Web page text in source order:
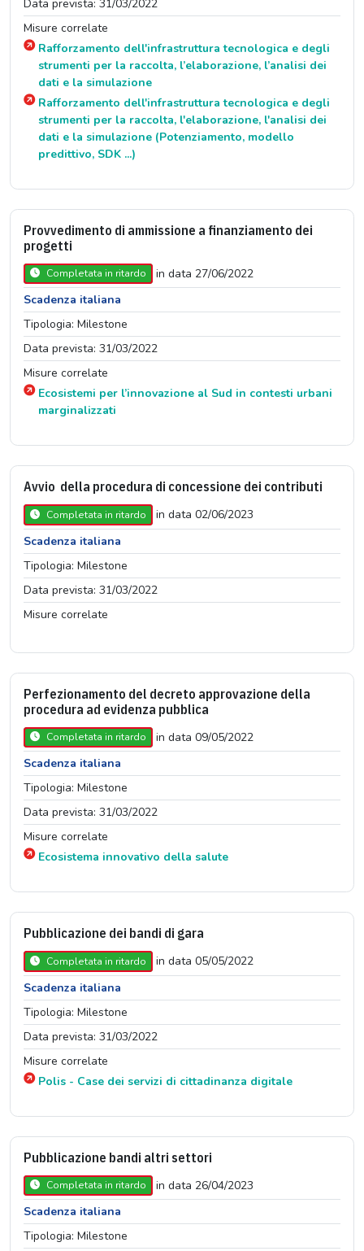
Data prevista: 31/03/2022
Misure correlate
Rafforzamento dell'infrastruttura tecnologica e degli
strumenti per la raccolta, l’elaborazione, l’analisi dei
dati e la simulazione
Rafforzamento dell'infrastruttura tecnologica e degli
strumenti per la raccolta, l'elaborazione, l'analisi dei
dati e la simulazione (Potenziamento, modello
predittivo, SDK ...)
Provvedimento di ammissione a finanziamento dei
progetti
Completata in ritardo
in data 27/06/2022
Scadenza italiana
Tipologia: Milestone
Data prevista: 31/03/2022
Misure correlate
Ecosistemi per l’innovazione al Sud in contesti urbani
marginalizzati
Avvio della procedura di concessione dei contributi
Completata in ritardo
in data 02/06/2023
Scadenza italiana
Tipologia: Milestone
Data prevista: 31/03/2022
Misure correlate
Perfezionamento del decreto approvazione della
procedura ad evidenza pubblica
Completata in ritardo
in data 09/05/2022
Scadenza italiana
Tipologia: Milestone
Data prevista: 31/03/2022
Misure correlate
Ecosistema innovativo della salute
Pubblicazione dei bandi di gara
Completata in ritardo
in data 05/05/2022
Scadenza italiana
Tipologia: Milestone
Data prevista: 31/03/2022
Misure correlate
Polis - Case dei servizi di cittadinanza digitale
Pubblicazione bandi altri settori
Completata in ritardo
in data 26/04/2023
Scadenza italiana
Tipologia: Milestone